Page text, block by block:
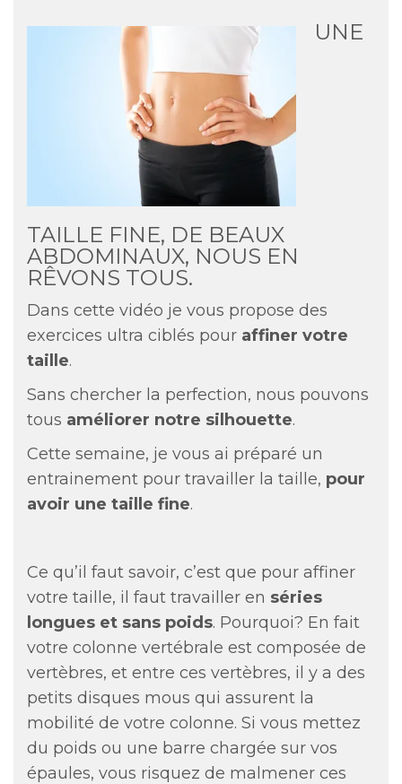
UNE
TAILLE FINE, DE BEAUX
ABDOMINAUX, NOUS EN
RÊVONS TOUS.
Dans cette vidéo je vous propose des
exercices ultra ciblés pour affiner votre
taille.
Sans chercher la perfection, nous pouvons
tous améliorer notre silhouette.
Cette semaine, je vous ai préparé un
entrainement pour travailler la taille, pour
avoir une taille fine.
Ce qu’il faut savoir, c’est que pour affiner
votre taille, il faut travailler en séries
longues et sans poids. Pourquoi? En fait
votre colonne vertébrale est composée de
vertèbres, et entre ces vertèbres, il y a des
petits disques mous qui assurent la
mobilité de votre colonne. Si vous mettez
du poids ou une barre chargée sur vos
épaules, vous risquez de malmener ces